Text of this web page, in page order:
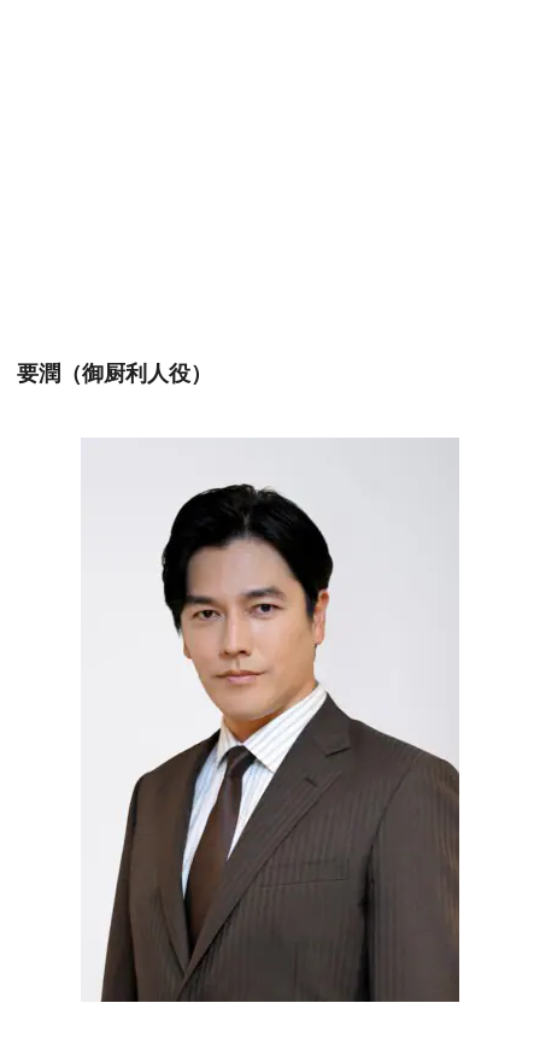
要潤（御厨利人役）